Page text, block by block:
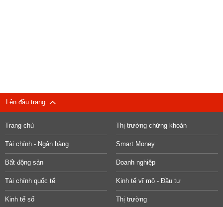
Lên đầu trang
Trang chủ Thị trường chứng khoán
Tài chính - Ngân hàng Smart Money
Bất động sản Doanh nghiệp
Tài chính quốc tế Kinh tế vĩ mô - Đầu tư
Kinh tế số Thị trường